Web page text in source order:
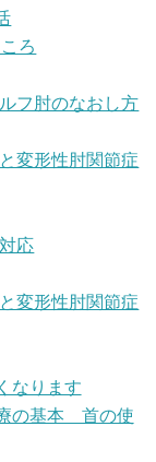
ろ
フ肘のなおし方
変形性肘関節症
応
変形性肘関節症
なります
の基本 首の使